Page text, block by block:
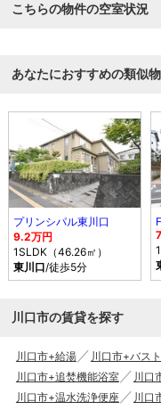
こちらの物件の空室状況
あなたにおすすめの類似
プリンシパル東川口
9.2万円
1SLDK（46.26㎡）
東川口/徒歩5分
川口市の賃貸を探す
川口市+給湯 川口市+バス
川口市+追焚機能浴室
川口
川口市+温水洗浄便座
川口